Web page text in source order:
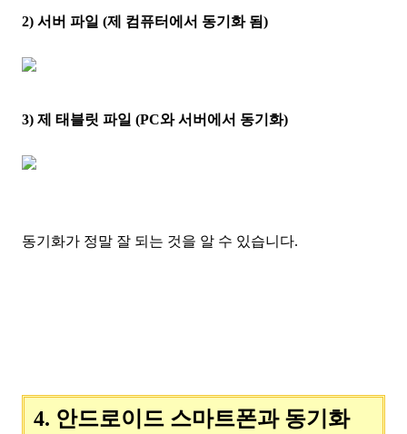
2) 서버 파일 (제 컴퓨터에서 동기화 됨)
3) 제 태블릿 파일 (PC와 서버에서 동기화)
동기화가 정말 잘 되는 것을 알 수 있습니다.
4. 안드로이드 스마트폰과 동기화